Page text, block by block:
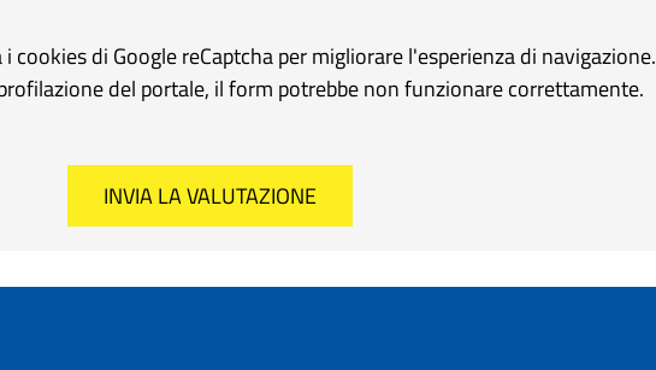
cookies di Google reCaptcha per migliorare l'esperienza di navigazione.
del portale, il form potrebbe non funzionare correttamente.